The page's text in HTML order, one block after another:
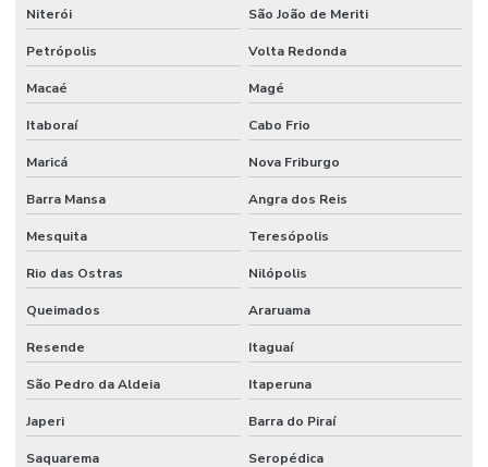
Niterói São João de Meriti
Petrópolis Volta Redonda
Macaé Magé
Itaboraí Cabo Frio
Maricá Nova Friburgo
Barra Mansa Angra dos Reis
Mesquita Teresópolis
Rio das Ostras Nilópolis
Queimados Araruama
Resende Itaguaí
São Pedro da Aldeia Itaperuna
Japeri Barra do Piraí
Saquarema Seropédica